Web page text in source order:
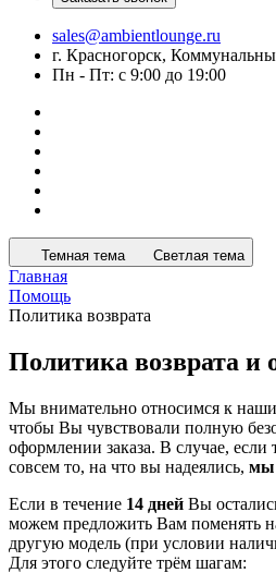
sales@ambientlounge.ru
г. Красногорск,
Пн - Пт: с 9:00 до 19:00
Темная тема Светлая тема
Главная
Помощь
Политика возврата
Политика возврата и
Мы внимательно относимся к
чтобы Вы чувствовали полную
оформлении заказа. В случае, если
совсем то, на что вы надеялись, мы
Если в течение 14 дней Вы
можем предложить Вам поменять
другую модель (при условии
Для этого следуйте трём шагам: